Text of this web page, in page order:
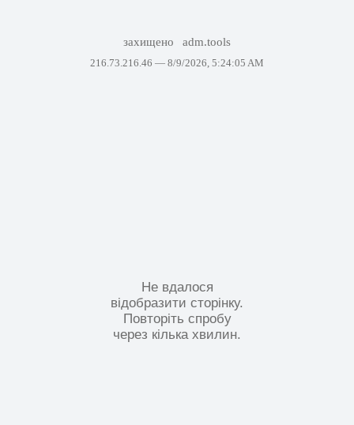
захищено adm.tools
216.73.216.46 — 8/9/2026, 5:24:05 AM
Не вдалося
відобразити сторінку.
Повторіть спробу
через кілька хвилин.